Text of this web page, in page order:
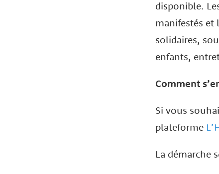
disponible.
manifestés et
solidaires,
enfants,
Comment
Si vous
plateforme
La démarche